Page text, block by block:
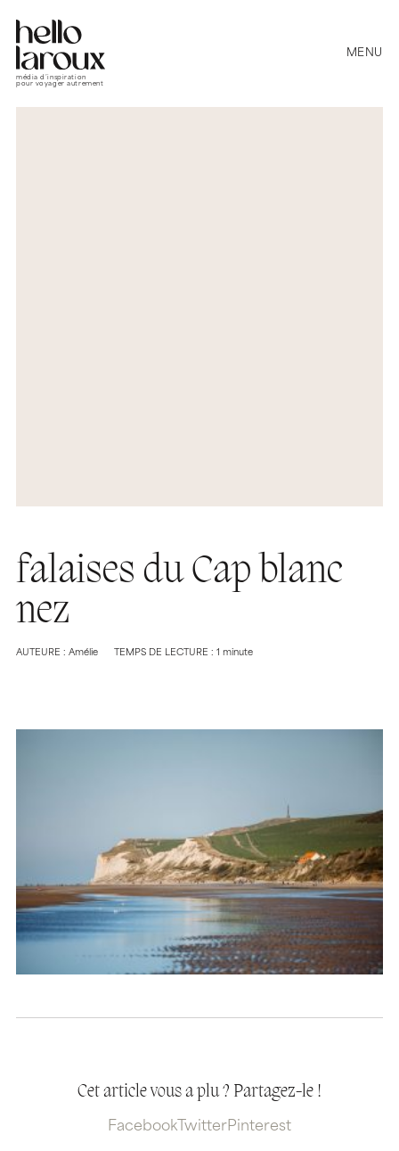
média d’inspiration
pour voyager autrement
MENU
falaises du Cap blanc
nez
AUTEURE : Amélie TEMPS DE LECTURE : 1 minute
Cet article vous a plu ? Partagez-le !
Facebook TwitterPinterest